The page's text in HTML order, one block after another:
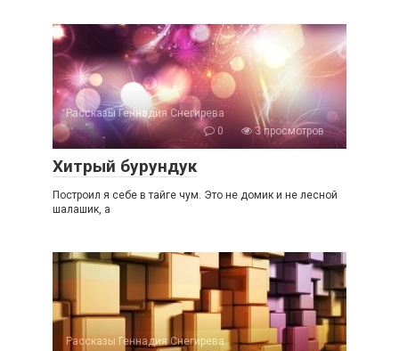
Рассказы Геннадия Снегирева
0
3 просмотров
Хитрый бурундук
Построил я себе в тайге чум. Это не домик и не лесной
шалашик, а
Рассказы Геннадия Снегирева